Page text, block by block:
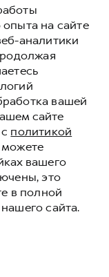
ОГРН
г. Москва, ул.
целях:
в
и
продаж,
на сайте
аналитики
вашей
сайте
политикой
можете
вашего
это
в полной
сайта.